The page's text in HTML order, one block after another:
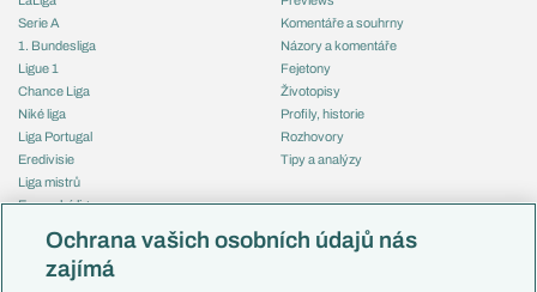
Serie A
1. Bundesliga
Ligue 1
Chance Liga
Niké liga
Liga Portugal
Eredivisie
Liga mistrů
Evropská liga
Mistrovství světa
Liga národů
Komentáře a souhrny
Názory a komentáře
Fejetony
Životopisy
Profily, historie
Rozhovory
Tipy a analýzy
Česko
Ochrana vašich osobních údajů nás
zajímá